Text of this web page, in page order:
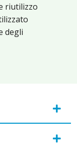
riutilizzo
degli